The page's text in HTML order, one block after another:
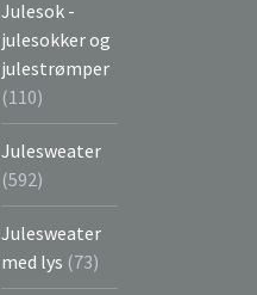
Julesok -
julesokker og
julestrømper
(110)
Julesweater
(592)
Julesweater
med lys (73)